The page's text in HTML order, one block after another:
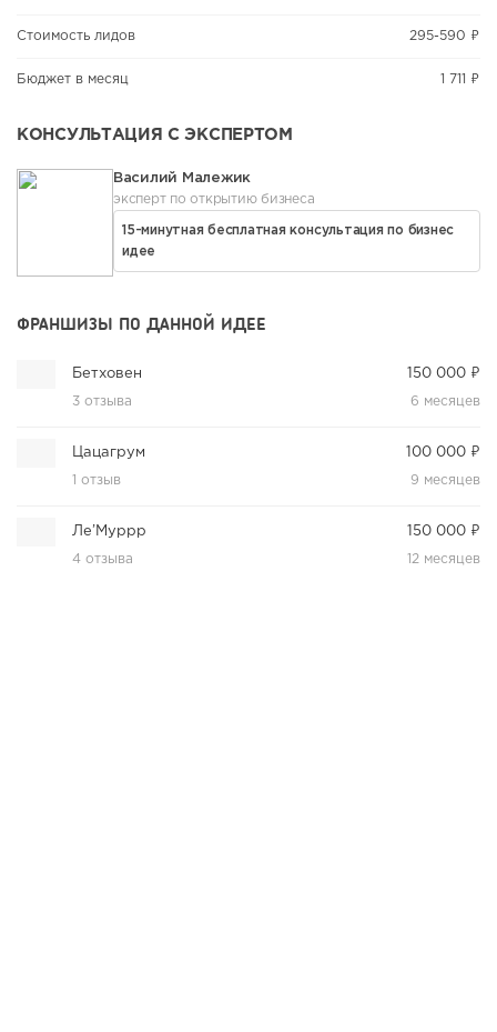
Стоимость лидов 295-590 ₽
Бюджет в месяц 1 711 ₽
КОНСУЛЬТАЦИЯ С ЭКСПЕРТОМ
Василий Малежик
эксперт по открытию бизнеса
15-минутная бесплатная консультация по бизнес
идее
ФРАНШИЗЫ ПО ДАННОЙ ИДЕЕ
Бетховен
3 отзыва
150 000 ₽
6 месяцев
Цацагрум
1 отзыв
100 000 ₽
9 месяцев
Ле’Муррр
4 отзыва
150 000 ₽
12 месяцев